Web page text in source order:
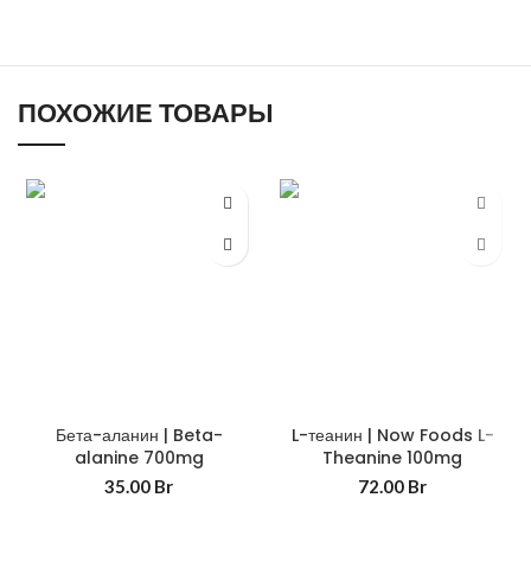
ПОХОЖИЕ ТОВАРЫ
Бета-аланин | Beta-
alanine 700mg
35.00 Br
L-теанин | Now Foods L-
Theanine 100mg
72.00 Br